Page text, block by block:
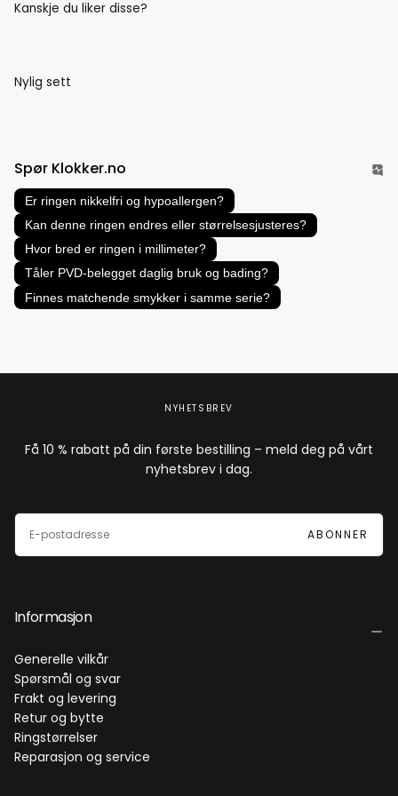
Kanskje du liker disse?
Nylig sett
Spør Klokker.no
Er ringen nikkelfri og hypoallergen?
Kan denne ringen endres eller størrelsesjusteres?
Hvor bred er ringen i millimeter?
Tåler PVD-belegget daglig bruk og bading?
Finnes matchende smykker i samme serie?
NYHETSBREV
Få 10 % rabatt på din første bestilling – meld deg på vårt
nyhetsbrev i dag.
E-
POST
ABONNER
Informasjon
Generelle vilkår
Spørsmål og svar
Frakt og levering
Retur og bytte
Ringstørrelser
Reparasjon og service